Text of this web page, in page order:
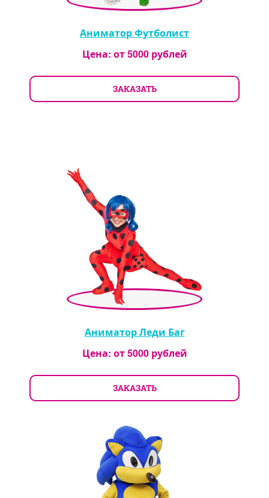
Аниматор Футболист
Цена: от5000рублей
ЗАКАЗАТЬ
Аниматор Леди Баг
Цена: от5000рублей
ЗАКАЗАТЬ